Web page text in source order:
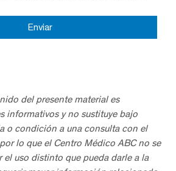
del presente material es
informativos y no sustituye bajo
o condición a una consulta con el
lo que el Centro Médico ABC no se
el uso distinto que pueda darle a la